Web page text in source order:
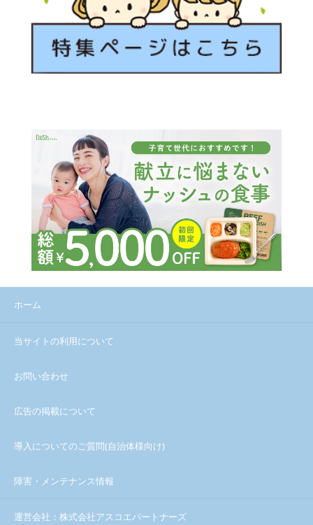
ホーム
当サイトの利用について
お問い合わせ
広告の掲載について
導入についてのご質問(自治体様向け)
障害・メンテナンス情報
運営会社：株式会社アスコエパートナーズ